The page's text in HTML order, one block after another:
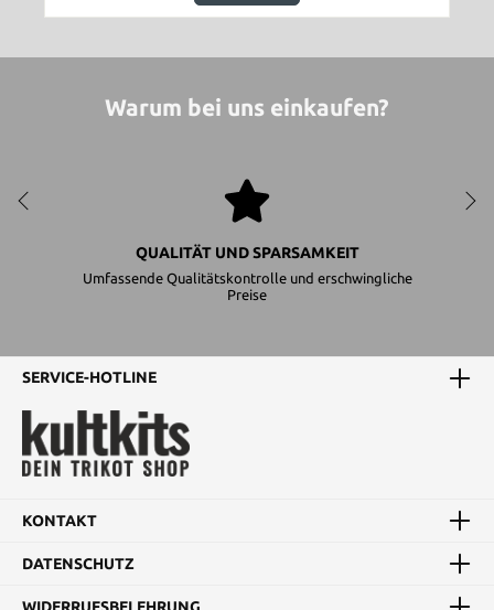
Warum bei uns einkaufen?
QUALITÄT UND SPARSAMKEIT
Umfassende Qualitätskontrolle und erschwingliche
Preise
SERVICE-HOTLINE
KONTAKT
DATENSCHUTZ